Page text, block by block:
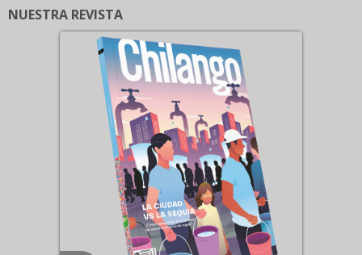
NUESTRA REVISTA